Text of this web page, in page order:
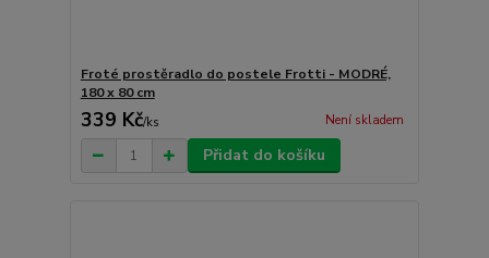
Froté prostěradlo do postele Frotti - MODRÉ,
180 x 80 cm
339 Kč/ks Není skladem
Přidat do košíku